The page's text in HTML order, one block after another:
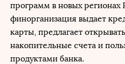
программ в новых регионах
финорганизация выдает
карты, предлагает
накопительные счета и
продуктами банка.